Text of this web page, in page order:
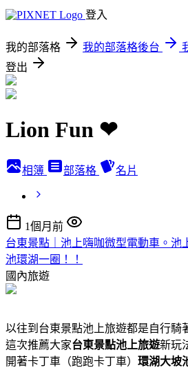
登入
我的部落格 我的部落格後台
登出
Lion Fun ❤
相簿 部落格 名片
1個月前
台東景點｜池上嗨咖微型電動車。池
池環湖一圈！！
國內旅遊
以往到台東景點池上旅遊都是自行騎
這次推薦大家台東景點池上旅遊新玩
開著卡丁車（跑跑卡丁車） 環湖大坡